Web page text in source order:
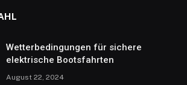
Wetterbedingungen für sichere
elektrische Bootsfahrten
August 22, 2024